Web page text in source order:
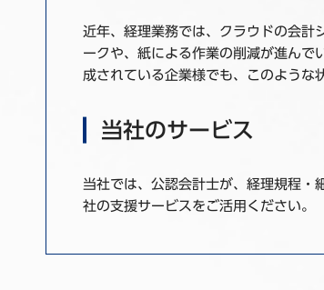
近年、経理業務では、クラウドの会計
ークや、紙による作業の削減が進んで
成されている企業様でも、このような
当社のサービス
当社では、公認会計士が、経理規程・
社の支援サービスをご活用ください。